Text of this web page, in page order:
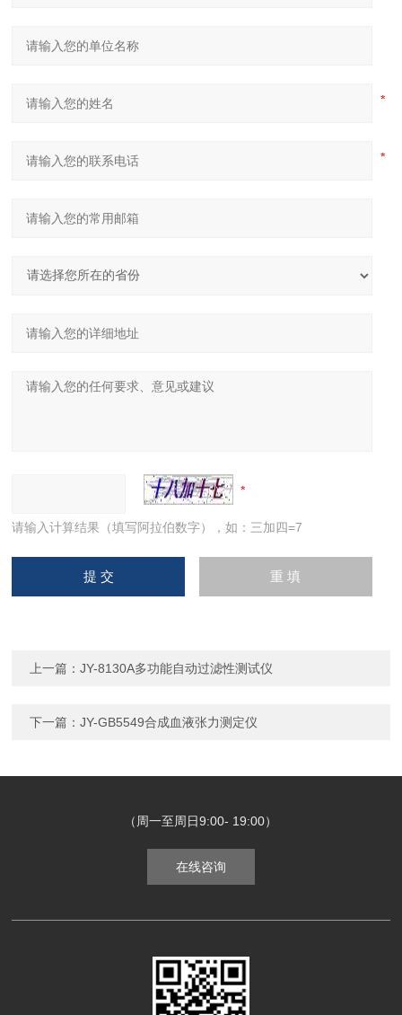
请输入计算结果（填写阿拉伯数字），如：三加四=7
上一篇：JY-8130A多功能自动过滤性测试仪
下一篇：JY-GB5549合成血液张力测定仪
（周一至周日9:00- 19:00）
在线咨询